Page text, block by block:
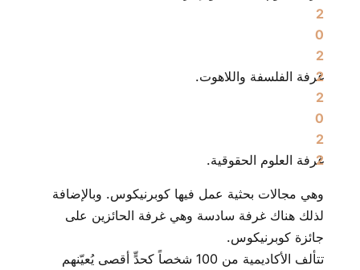
غرفة الفلسفة واللاهوت.
غرفة العلوم الحقوقية.
وهي مجالات بحثية عمل فيها كوبرنيكوس. وبالإضافة
لذلك هناك غرفة سادسة وهي غرفة الحائزين على
جائزة كوبرنيكوس.
تتألف الأكاديمية من 100 شخصاً كحدٍّ أقصى يُعيّنهم